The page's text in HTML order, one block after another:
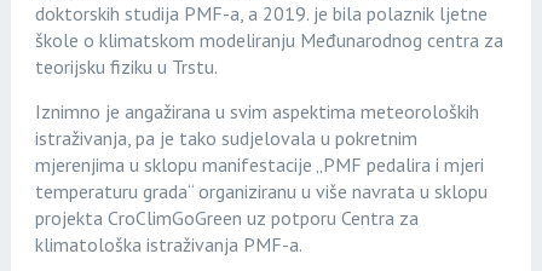
doktorskih studija PMF-a, a 2019. je bila polaznik ljetne
škole o klimatskom modeliranju Međunarodnog centra za
teorijsku fiziku u Trstu.
Iznimno je angažirana u svim aspektima meteoroloških
istraživanja, pa je tako sudjelovala u pokretnim
mjerenjima u sklopu manifestacije „PMF pedalira i mjeri
temperaturu grada“ organiziranu u više navrata u sklopu
projekta CroClimGoGreen uz potporu Centra za
klimatološka istraživanja PMF-a.